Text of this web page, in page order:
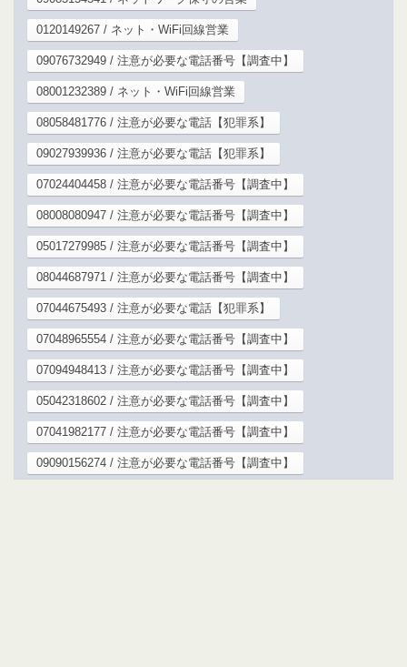
0120149267 / ネット・WiFi回線営業
09076732949 / 注意が必要な電話番号【調査中】
08001232389 / ネット・WiFi回線営業
08058481776 / 注意が必要な電話【犯罪系】
09027939936 / 注意が必要な電話【犯罪系】
07024404458 / 注意が必要な電話番号【調査中】
08008080947 / 注意が必要な電話番号【調査中】
05017279985 / 注意が必要な電話番号【調査中】
08044687971 / 注意が必要な電話番号【調査中】
07044675493 / 注意が必要な電話【犯罪系】
07048965554 / 注意が必要な電話番号【調査中】
07094948413 / 注意が必要な電話番号【調査中】
05042318602 / 注意が必要な電話番号【調査中】
07041982177 / 注意が必要な電話番号【調査中】
09090156274 / 注意が必要な電話番号【調査中】